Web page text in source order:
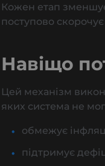
Кожен етап
поступово
Навіщо
Цей механізм
яких система не
обмежує
підтримує